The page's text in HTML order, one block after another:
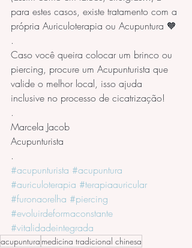
para estes casos, existe tratamento com a
própria Auriculoterapia ou Acupuntura 🧡
.
Caso você queira colocar um brinco ou
piercing, procure um Acupunturista que
valide o melhor local, isso ajuda
inclusive no processo de cicatrização!
.
Marcela Jacob
Acupunturista
.
#acupunturista #acupuntura
#auriculoterapia #terapiaauricular
#furonaorelha #piercing
#evoluirdeformaconstante
#vitalidadeintegrada
acupuntura medicina tradicional chinesa